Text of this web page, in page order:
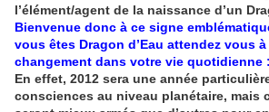
l’élément/agent de la naissance d’un
Bienvenue donc à ce signe
vous êtes Dragon d’Eau attendez vous
changement dans votre vie quotidienne :
En effet, 2012 sera une année
consciences au niveau planétaire, mais